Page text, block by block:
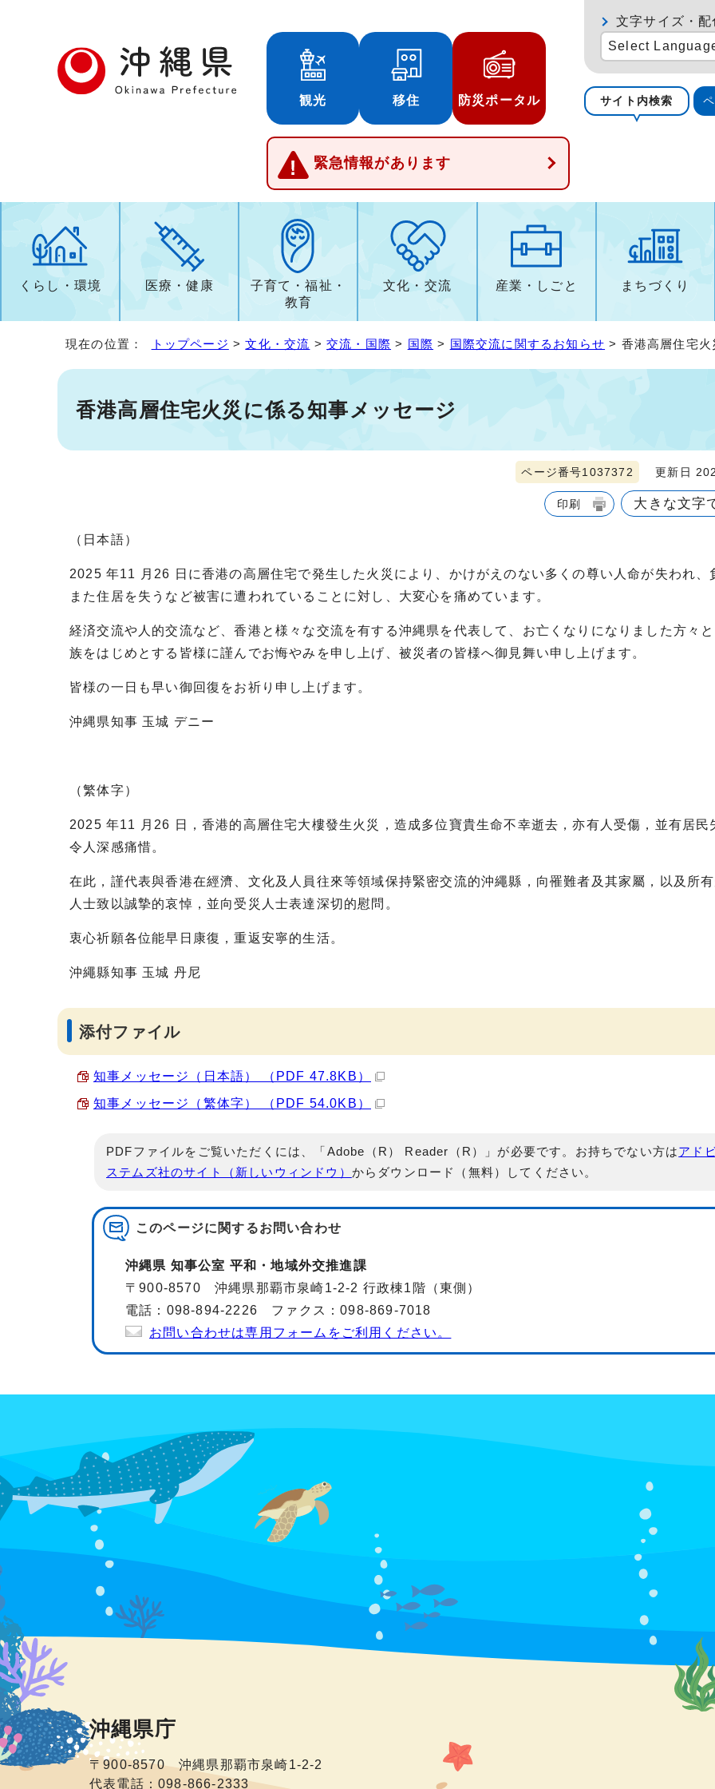
観光 移住 防災ポータル
緊急情報があります
文字サイズ・
Select
サイト内検索
くらし・環境 医療・健康
子育て・福祉・
教育
文化・交流 産業・しごと まちづくり
現在の位置： トップページ >文化・交流 >交流・国際 > 国際 > 国際交流に関するお知らせ > 香港高層住宅
香港高層住宅火災に係る知事メッセージ
ページ番号1037372 更新日
印刷 大きな文字
（日本語）
2025 年11 月26 日に香港の高層住宅で発生した火災により、かけがえのない多くの尊い人命が失われ、
また住居を失うなど被害に遭われていることに対し、大変心を痛めています。
経済交流や人的交流など、香港と様々な交流を有する沖縄県を代表して、お亡くなりになりました方々
族をはじめとする皆様に謹んでお悔やみを申し上げ、被災者の皆様へ御見舞い申し上げます。
皆様の一日も早い御回復をお祈り申し上げます。
沖縄県知事 玉城 デニー
（繁体字）
2025 年11 月26 日，香港的高層住宅大樓發生火災，造成多位寶貴生命不幸逝去，亦有人受傷，並有居民
令人深感痛惜。
在此，謹代表與香港在經濟、文化及人員往來等領域保持緊密交流的沖繩縣，向罹難者及其家屬，以及所
人士致以誠摯的哀悼，並向受災人士表達深切的慰問。
衷心祈願各位能早日康復，重返安寧的生活。
沖繩縣知事 玉城 丹尼
添付ファイル
知事メッセージ（日本語） （PDF 47.8KB）
知事メッセージ（繁体字） （PDF 54.0KB）
PDFファイルをご覧いただくには、「Adobe（R） Reader（R）」が必要です。お持ちでない方はアド
ステムズ社のサイト（新しいウィンドウ） からダウンロード（無料）してください。
このページに関するお問い合わせ
沖縄県 知事公室 平和・地域外交推進課
〒900-8570 沖縄県那覇市泉崎1-2-2 行政棟1階（東側）
電話：098-894-2226 ファクス：098-869-7018
お問い合わせは専用フォームをご利用ください。
沖縄県庁
〒900-8570 沖縄県那覇市泉崎1-2-2
代表電話：098-866-2333